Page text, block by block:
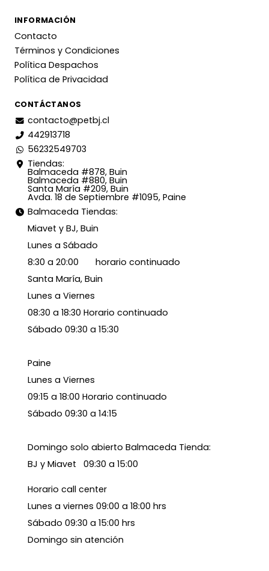
INFORMACIÓN
Contacto
Términos y Condiciones
Política Despachos
Política de Privacidad
CONTÁCTANOS
contacto@petbj.cl
442913718
56232549703
Tiendas:
Balmaceda #878, Buin
Balmaceda #880, Buin
Santa María #209, Buin
Avda. 18 de Septiembre #1095, Paine
Balmaceda Tiendas:
Miavet y BJ, Buin
Lunes a Sábado
8:30 a 20:00 horario continuado
Santa María, Buin
Lunes a Viernes
08:30 a 18:30 Horario continuado
Sábado 09:30 a 15:30
Paine
Lunes a Viernes
09:15 a 18:00 Horario continuado
Sábado 09:30 a 14:15
Domingo solo abierto Balmaceda Tienda:
BJ y Miavet 09:30 a 15:00
Horario call center
Lunes a viernes 09:00 a 18:00 hrs
Sábado 09:30 a 15:00 hrs
Domingo sin atención